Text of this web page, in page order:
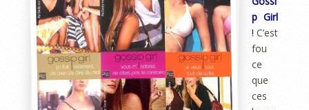
p Girl
! C’est
fou
ce
que
ces